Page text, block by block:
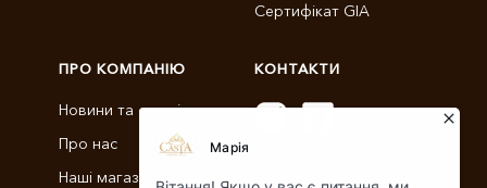
Сертифікат GIA
ПРО КОМПАНІЮ
Новини та статті
Про нас
Наші магазини
КОНТАКТИ